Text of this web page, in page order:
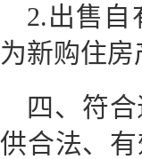
2.出售自
为新购住
四、符
供合法、